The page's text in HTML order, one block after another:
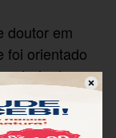
doutor em
foi orientado
da
Erundina
é